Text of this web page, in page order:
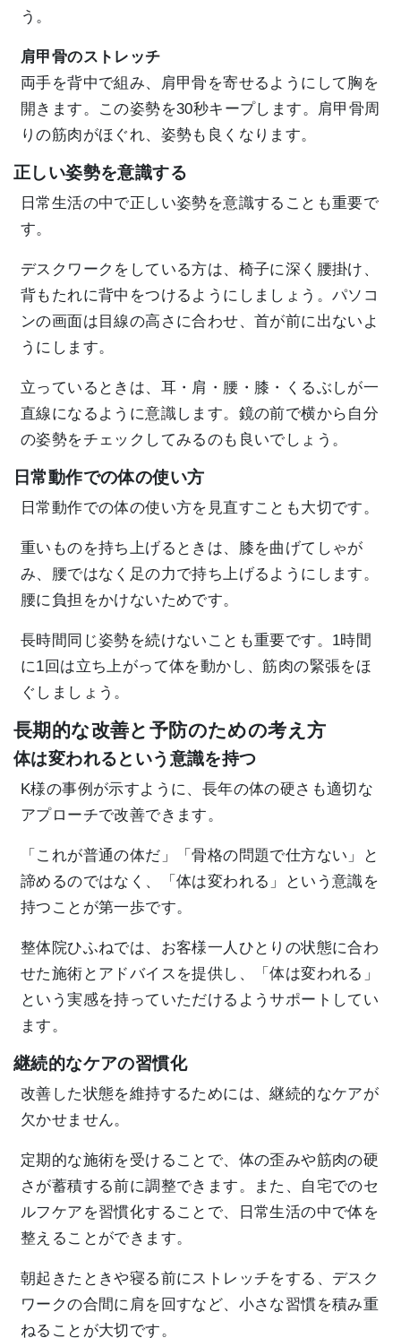
う。
肩甲骨のストレッチ
両手を背中で組み、肩甲骨を寄せるようにして胸を
開きます。この姿勢を30秒キープします。肩甲骨周
りの筋肉がほぐれ、姿勢も良くなります。
正しい姿勢を意識する
日常生活の中で正しい姿勢を意識することも重要で
す。
デスクワークをしている方は、椅子に深く腰掛け、
背もたれに背中をつけるようにしましょう。パソコ
ンの画面は目線の高さに合わせ、首が前に出ないよ
うにします。
立っているときは、耳・肩・腰・膝・くるぶしが一
直線になるように意識します。鏡の前で横から自分
の姿勢をチェックしてみるのも良いでしょう。
日常動作での体の使い方
日常動作での体の使い方を見直すことも大切です。
重いものを持ち上げるときは、膝を曲げてしゃが
み、腰ではなく足の力で持ち上げるようにします。
腰に負担をかけないためです。
長時間同じ姿勢を続けないことも重要です。1時間
に1回は立ち上がって体を動かし、筋肉の緊張をほ
ぐしましょう。
長期的な改善と予防のための考え方
体は変われるという意識を持つ
K様の事例が示すように、長年の体の硬さも適切な
アプローチで改善できます。
「これが普通の体だ」「骨格の問題で仕方ない」と
諦めるのではなく、「体は変われる」という意識を
持つことが第一歩です。
整体院ひふねでは、お客様一人ひとりの状態に合わ
せた施術とアドバイスを提供し、「体は変われる」
という実感を持っていただけるようサポートしてい
ます。
継続的なケアの習慣化
改善した状態を維持するためには、継続的なケアが
欠かせません。
定期的な施術を受けることで、体の歪みや筋肉の硬
さが蓄積する前に調整できます。また、自宅でのセ
ルフケアを習慣化することで、日常生活の中で体を
整えることができます。
朝起きたときや寝る前にストレッチをする、デスク
ワークの合間に肩を回すなど、小さな習慣を積み重
ねることが大切です。